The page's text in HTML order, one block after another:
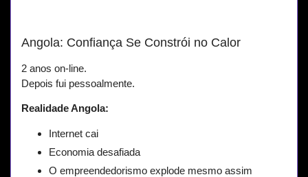
Angola: Confiança Se Constrói no Calor
2 anos on-line.
Depois fui pessoalmente.
Realidade Angola:
Internet cai
Economia desafiada
O empreendedorismo explode mesmo assim